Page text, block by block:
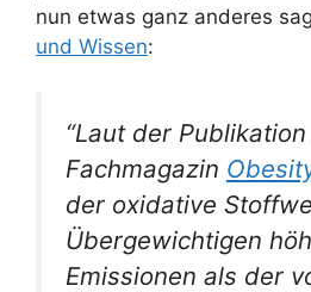
nun etwas ganz anderes
und Wissen:
“Laut der
Fachmagazin
der oxidative
Übergewichtigen
Emissionen als der